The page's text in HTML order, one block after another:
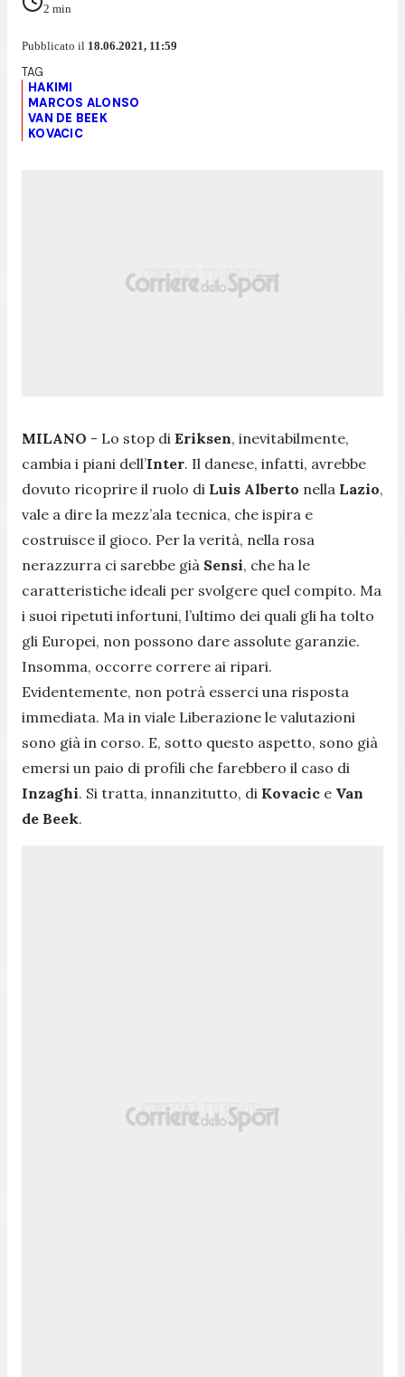
2 min
Pubblicato il 18.06.2021, 11:59
HAKIMI
MARCOS ALONSO
VAN DE BEEK
KOVACIC
MILANO - Lo stop di Eriksen, inevitabilmente,
cambia i piani dell’Inter. Il danese, infatti, avrebbe
dovuto ricoprire il ruolo di Luis Alberto nella Lazio,
vale a dire la mezz’ala tecnica, che ispira e
costruisce il gioco. Per la verità, nella rosa
nerazzurra ci sarebbe già Sensi, che ha le
caratteristiche ideali per svolgere quel compito. Ma
i suoi ripetuti infortuni, l’ultimo dei quali gli ha tolto
gli Europei, non possono dare assolute garanzie.
Insomma, occorre correre ai ripari.
Evidentemente, non potrà esserci una risposta
immediata. Ma in viale Liberazione le valutazioni
sono già in corso. E, sotto questo aspetto, sono già
emersi un paio di profili che farebbero il caso di
Inzaghi. Si tratta, innanzitutto, di Kovacic e Van
de Beek.